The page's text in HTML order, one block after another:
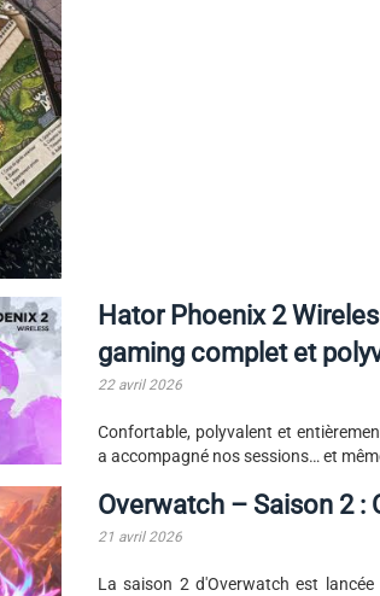
Hator Phoenix 2
gaming complet et
22 avril 2026
Confortable, polyvalent et
a accompagné nos sessions… et
Overwatch – Saison 2 :
21 avril 2026
La saison 2 d'Overwatch est lancée